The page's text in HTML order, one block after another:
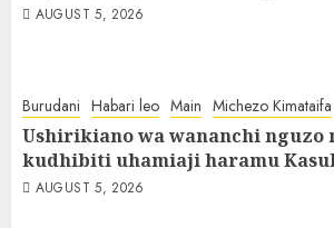
AUGUST 5, 2026
Burudani Habari leo Main Michezo Kimataifa
Ushirikiano wa wananchi nguzo
kudhibiti uhamiaji haramu
AUGUST 5, 2026